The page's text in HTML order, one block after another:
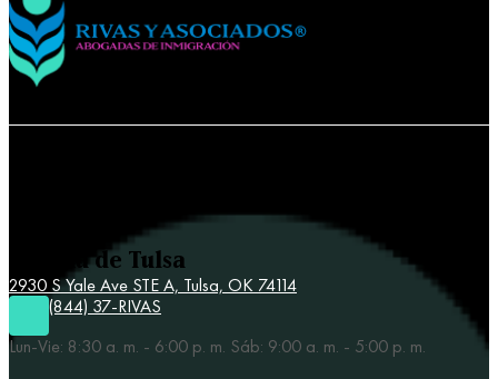
Oficina de Tulsa
2930 S Yale Ave STE A, Tulsa, OK 74114
(844) 37-RIVAS
Lun-Vie: 8:30 a. m. - 6:00 p. m. Sáb: 9:00 a. m. - 5:00 p. m.